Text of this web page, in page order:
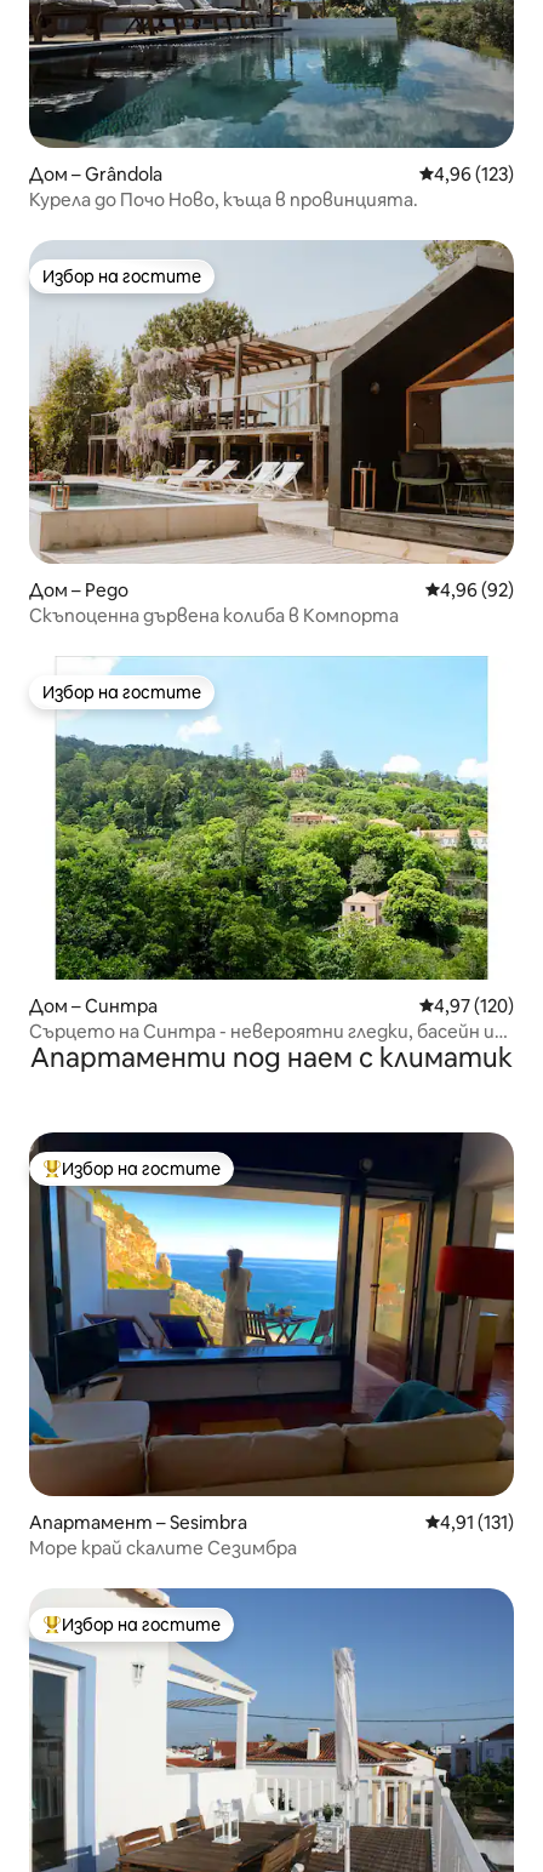
Дом – Grândola Средна
4,96 (123)
Курела до Почо Ново, къща в провинцията.
Избор на гостите
Избор на гостите
Дом – Pego Средна
4,96 (92)
Скъпоценна дървена колиба в Компорта
Избор на гостите
Избор на гостите
Дом – Синтра Средна
4,97 (120)
Сърцето на Синтра - невероятни гледки, басейн и
градина
Апартаменти под наем с климатик
Най-популярен избор на гостите
Избор на гостите
Апартамент – Sesimbra Средна
4,91 (131)
Море край скалите Сезимбра
Най-популярен избор на гостите
Избор на гостите